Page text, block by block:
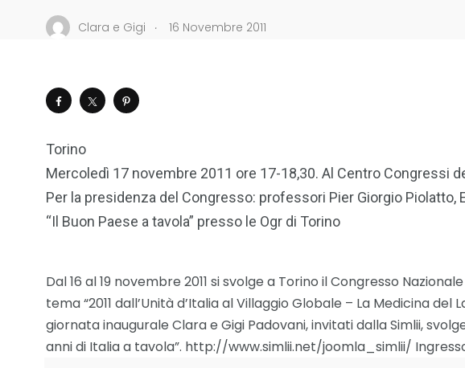
Clara e Gigi . 16 Novembre 2011
Torino
Mercoledì 17 novembre 2011 ore 17-18,30. Al Centro Congressi
Per la presidenza del Congresso: professori Pier Giorgio Piolatto,
“Il Buon Paese a tavola” presso le Ogr di Torino
Dal 16 al 19 novembre 2011 si svolge a Torino il Congresso
tema “2011 dall’Unità d’Italia al Villaggio Globale – La Medicina
giornata inaugurale Clara e Gigi Padovani, invitati dalla Simlii,
anni di Italia a tavola”. http://www.simlii.net/joomla_simlii/